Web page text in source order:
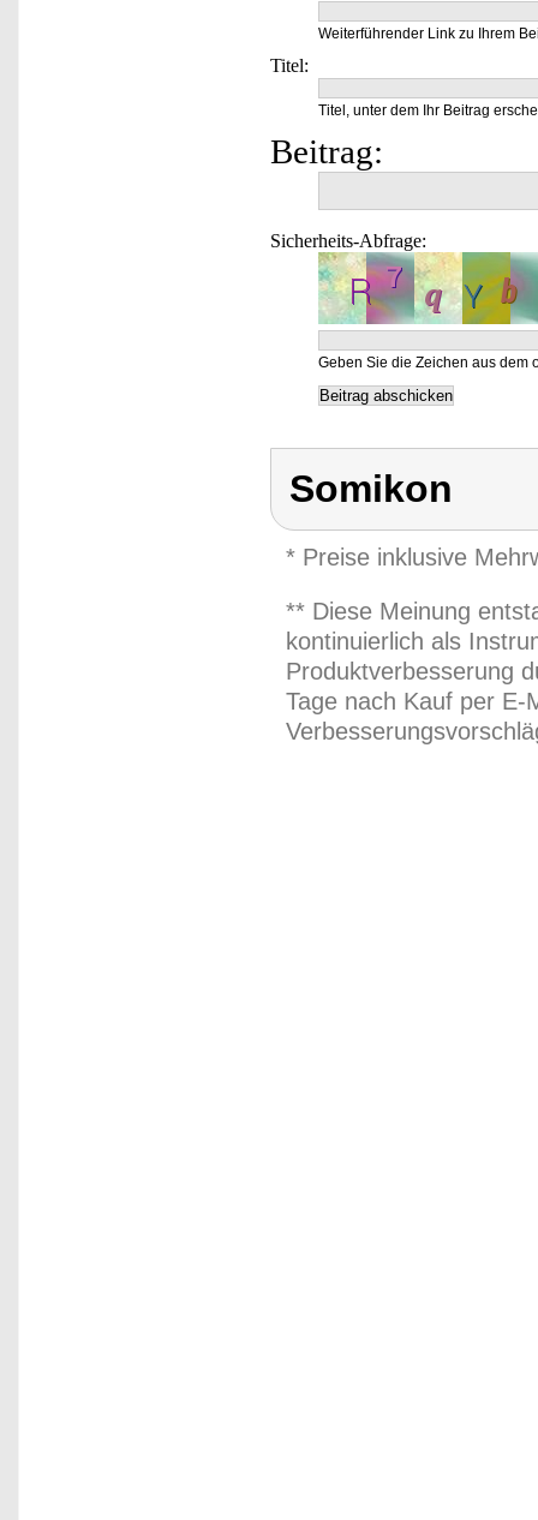
Weiterführender Link zu Ihrem
Titel:
Titel, unter dem Ihr Beitrag
Beitrag:
Sicherheits-Abfrage:
Geben Sie die Zeichen aus dem
Somikon
* Preise inklusive
** Diese Meinung
kontinuierlich als
Produktverbesserung
Tage nach Kauf per E-